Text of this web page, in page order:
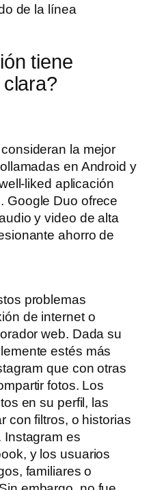
de la línea
tiene
la mejor
en Android y
liked aplicación
Google Duo ofrece
y video de alta
ahorro de
problemas
de internet o
web. Dada su
estés más
que con otras
fotos. Los
en su perfil, las
con filtros, o historias
Instagram es
y los usuarios
familiares o